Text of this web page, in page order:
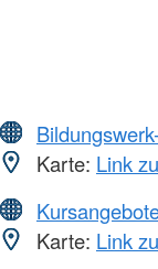
Karte: Link
Karte: Link